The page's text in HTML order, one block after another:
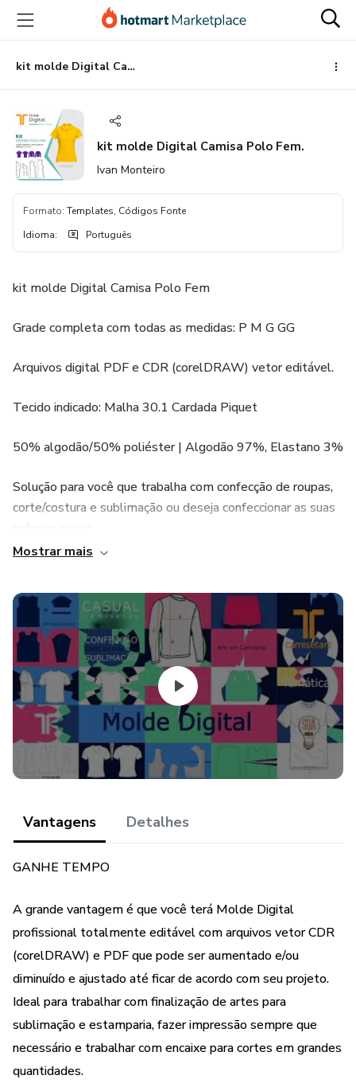
para
conteúdo
principal
para
pagamento
para
rodapé
kit molde Digital Camisa Polo Fem.
kit molde Digital Camisa Polo Fem.
Ivan Monteiro
Formato: Templates, Códigos Fonte
Idioma: Português
kit molde Digital Camisa Polo Fem
Grade completa com todas as medidas: P M G GG
Arquivos digital PDF e CDR (corelDRAW) vetor editável.
Tecido indicado: Malha 30.1 Cardada Piquet
50% algodão/50% poliéster | Algodão 97%, Elastano 3%
Solução para você que trabalha com confecção de roupas,
corte/costura e sublimação ou deseja confeccionar as suas
próprias peças.
Arquivo PDF e CDR - molde
Arquivo PDF e CDR - gabarito para sublimação
Arquivo PDF e CDR - layout e ficha técnica do modelo
Arquivo PDF e CDR – para impressão plotter ou A4 modo
poster
Com acesso aos arquivos dos moldes, layout com ficha
técnica e imagens da peça piloto você agiliza seu trabalho
e aumenta sua produtividade. Assim atender mais clientes.
Mostrar mais
Vantagens Detalhes
GANHE TEMPO
A grande vantagem é que você terá Molde Digital
profissional totalmente editável com arquivos vetor CDR
(corelDRAW) e PDF que pode ser aumentado e/ou
diminuído e ajustado até ficar de acordo com seu projeto.
Ideal para trabalhar com finalização de artes para
sublimação e estamparia, fazer impressão sempre que
necessário e trabalhar com encaixe para cortes em grandes
quantidades.